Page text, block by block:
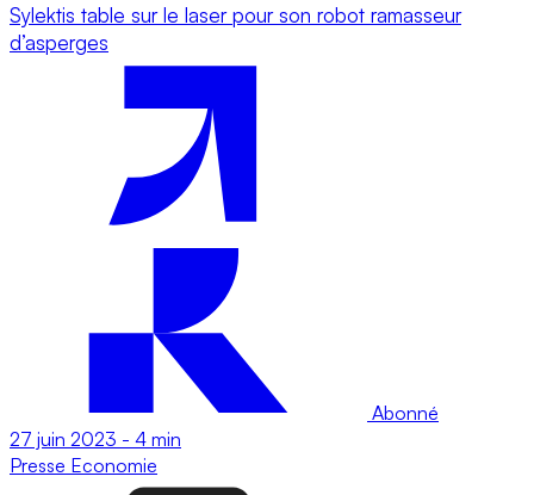
Sylektis table sur le laser pour son robot ramasseur
d’asperges
Abonné
27 juin 2023 - 4 min
Presse Economie